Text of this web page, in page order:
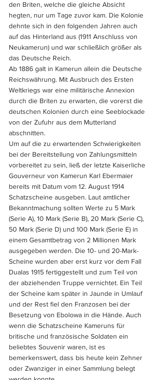
den Briten, welche die gleiche Absicht
hegten, nur um Tage zuvor kam. Die Kolonie
dehnte sich in den folgenden Jahren auch
auf das Hinterland aus (1911 Anschluss von
Neukamerun) und war schließlich größer als
das Deutsche Reich.
Ab 1886 galt in Kamerun allein die Deutsche
Reichswährung. Mit Ausbruch des Ersten
Weltkriegs war eine militärische Annexion
durch die Briten zu erwarten, die vorerst die
deutschen Kolonien durch eine Seeblockade
von der Zufuhr aus dem Mutterland
abschnitten.
Um auf die zu erwartenden Schwierigkeiten
bei der Bereitstellung von Zahlungsmitteln
vorbereitet zu sein, ließ der letzte Kaiserliche
Gouverneur von Kamerun Karl Ebermaier
bereits mit Datum vom 12. August 1914
Schatzscheine ausgeben. Laut amtlicher
Bekanntmachung sollten Werte zu 5 Mark
(Serie A), 10 Mark (Serie B), 20 Mark (Serie C),
50 Mark (Serie D) und 100 Mark (Serie E) in
einem Gesamtbetrag von 2 Millionen Mark
ausgegeben werden. Die 10- und 20-Mark-
Scheine wurden aber erst kurz vor dem Fall
Dualas 1915 fertiggestellt und zum Teil von
der abziehenden Truppe vernichtet. Ein Teil
der Scheine kam später in Jaunde in Umlauf
und der Rest fiel den Franzosen bei der
Besetzung von Ebolowa in die Hände. Auch
wenn die Schatzscheine Kameruns für
britische und französische Soldaten ein
beliebtes Souvenir waren, ist es
bemerkenswert, dass bis heute kein Zehner
oder Zwanziger in einer Sammlung belegt